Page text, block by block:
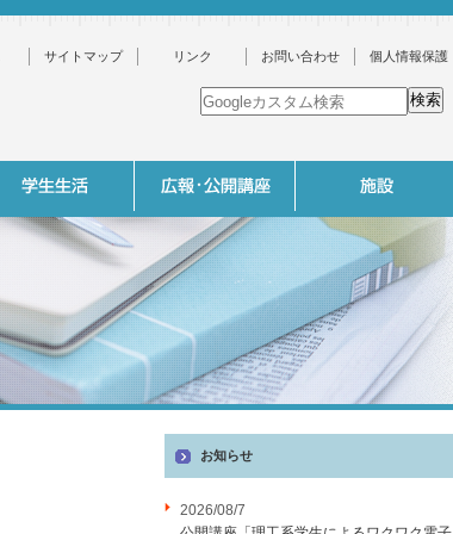
個人情報保護
お問い合わせ
リンク
サイトマップ
お知らせ
2026/08/7